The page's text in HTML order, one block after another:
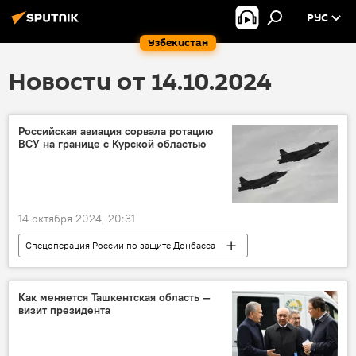
Узбекистан
РУС
Новости от 14.10.2024
Российская авиация сорвала ротацию
ВСУ на границе с Курской областью
14 октября 2024, 20:31
Спецоперация России по защите Донбасса
СВО
ВСУ
ВС России
Россия
безопасность В мире
Как меняется Ташкентская область —
визит президента